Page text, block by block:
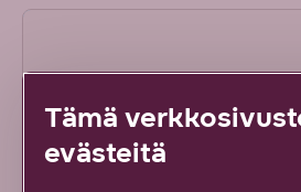
Tämä
evästeitä